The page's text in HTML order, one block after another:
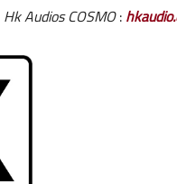
Hk Audios COSMO: